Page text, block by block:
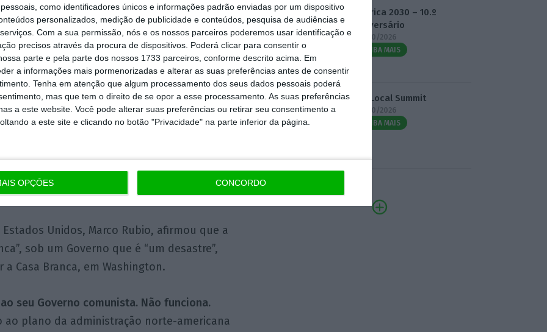
como identificadores únicos e informações padrão enviadas por um dispositivo
personalizados, medição de publicidade e conteúdos, pesquisa de audiências e
Com a sua permissão, nós e os nossos parceiros poderemos usar identificação e
precisos através da procura de dispositivos. Poderá clicar para consentir o
parte e pela parte dos nossos 1733 parceiros, conforme descrito acima. Em
a informações mais pormenorizadas e alterar as suas preferências antes de consentir
Tenha em atenção que algum processamento dos seus dados pessoais poderá
mas que tem o direito de se opor a esse processamento. As suas preferências
a este website. Você pode alterar suas preferências ou retirar seu consentimento a
a este site e clicando no botão "Privacidade" na parte inferior da página.
OPÇÕES CONCORDO
um obstáculo a um entendimento.
americano, Marco Rubio, negaram
norte-americano, Donald Trump,
uma honra poder tomar Cubae que
lamentando que o seu país seja
Unidos, Marco Rubio, afirmou que a
sob um Governo que é “um desastre”,
Casa Branca, em Washington.
seu Governo comunista. Não funciona.
plano da administração norte-americana
Fábrica 2030 – 10.º
Aniversário
14/10/2026
SAIBA MAIS
3.º Local Summit
07/10/2026
SAIBA MAIS